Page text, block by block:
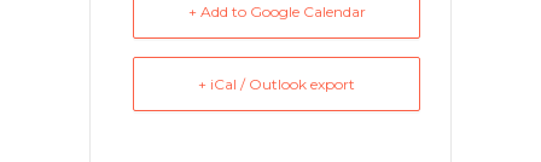
+ Add to Google Calendar
+ iCal / Outlook export